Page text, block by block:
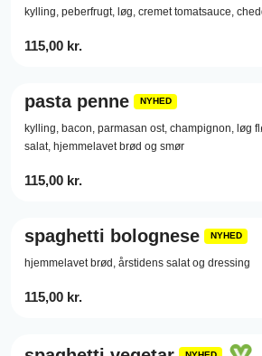
kylling, peberfrugt, løg, cremet tomatsauce,
115,00 kr.
pasta penne NYHED
kylling, bacon, parmasan ost, champignon, løg
salat, hjemmelavet brød og smør
115,00 kr.
spaghetti bolognese NYHED
hjemmelavet brød, årstidens salat og dressing
115,00 kr.